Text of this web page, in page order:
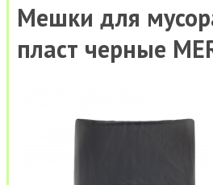
Мешки для
пласт черные